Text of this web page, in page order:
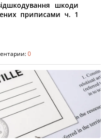
шкоди
приписами ч. 1
0